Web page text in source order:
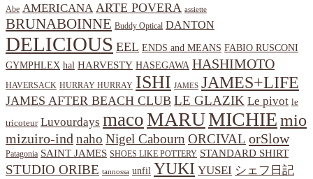
Abe AMERICANA ARTE POVERA assiette
BRUNABOINNE Buddy Optical DANTON
DELICIOUS EEL ENDS and MEANS FABIO RUSCONI
GYMPHLEX hal HARVESTY HASEGAWA HASHIMOTO
HAVERSACK HURRAY HURRAY ISHI JAMES JAMES+LIFE
JAMES AFTER BEACH CLUB LE GLAZIK Le pivot le
tricoteur Luvourdays macoMARUMICHIEmio
mizuiro-ind naho Nigel Cabourn ORCIVAL orSlow
Patagonia SAINT JAMES SHOES LIKE POTTERY STANDARD SHIRT
STUDIO ORIBE tannossa unfil YUKI YUSEI シェフ日記